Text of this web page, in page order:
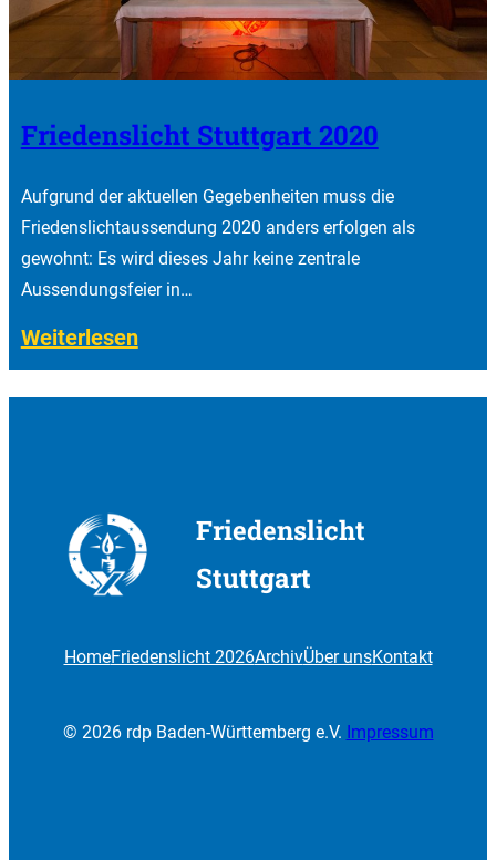
Friedenslicht Stuttgart 2020
Aufgrund der aktuellen Gegebenheiten muss die
Friedenslichtaussendung 2020 anders erfolgen als
gewohnt: Es wird dieses Jahr keine zentrale
Aussendungsfeier in…
Weiterlesen:
Friedenslicht
Friedenslicht
Stuttgart
HomeFriedenslicht 2026ArchivÜber unsKontakt
© 2026 rdp Baden-Württemberg e.V. Impressum